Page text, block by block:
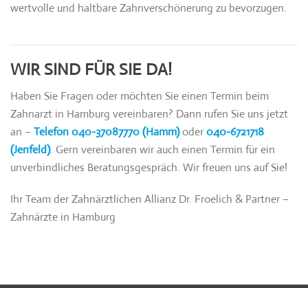
wertvolle und haltbare Zahnverschönerung zu bevorzugen.
WIR SIND FÜR SIE DA!
Haben Sie Fragen oder möchten Sie einen Termin beim
Zahnarzt in Hamburg vereinbaren? Dann rufen Sie uns jetzt
an – Telefon 040-37087770 (Hamm)oder040-6721718
(Jenfeld). Gern vereinbaren wir auch einen Termin für ein
unverbindliches Beratungsgespräch. Wir freuen uns auf Sie!
Ihr Team der Zahnärztlichen Allianz Dr. Froelich & Partner –
Zahnärzte in Hamburg